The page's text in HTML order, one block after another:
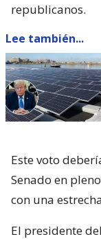
republicanos.
Lee también...
Este voto
Senado en
con una
El presidente